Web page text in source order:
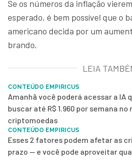
Se os números da inflação
esperado, é bem possível que o
americano decida por um
brando.
LEIA
CONTEÚDO EMPIRICUS
Amanhã você poderá acessar a IA
buscar até R$ 1.960 por semana no
criptomoedas
CONTEÚDO EMPIRICUS
Esses 2 fatores podem afetar as
prazo — e você pode aproveitar